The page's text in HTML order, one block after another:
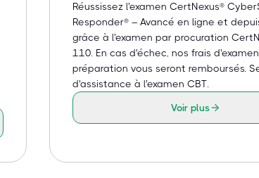
Réussissez l'examen CertNexus®
Responder® – Avancé en ligne et
grâce à l'examen par procuration
110. En cas d'échec, nos frais
préparation vous seront remboursés.
d'assistance à l'examen CBT.
Voir plus